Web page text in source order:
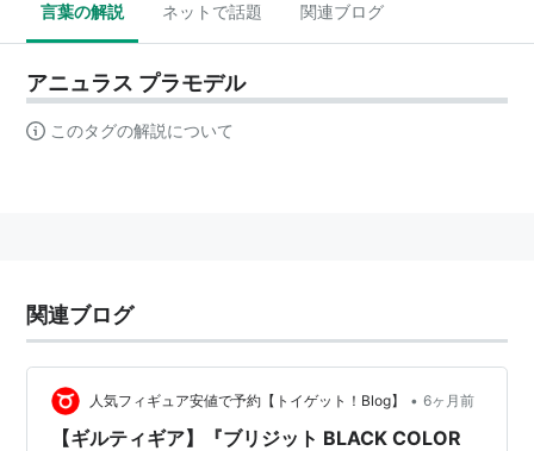
言葉の解説 ネットで話題 関連ブログ
アニュラス プラモデル
このタグの解説について
関連ブログ
人気フィギュア安値で予約【トイゲット！Blog】 • 6ヶ月前
【ギルティギア】『ブリジット BLACK COLOR